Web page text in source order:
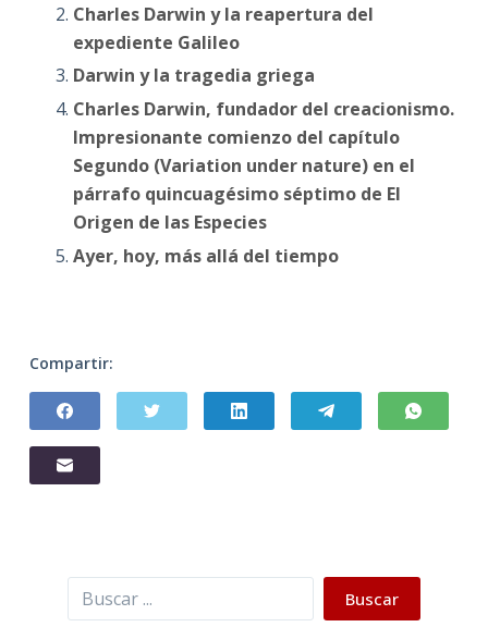
Charles Darwin y la reapertura del
expediente Galileo
Darwin y la tragedia griega
Charles Darwin, fundador del creacionismo.
Impresionante comienzo del capítulo
Segundo (Variation under nature) en el
párrafo quincuagésimo séptimo de El
Origen de las Especies
Ayer, hoy, más allá del tiempo
Compartir:
Buscar Buscar